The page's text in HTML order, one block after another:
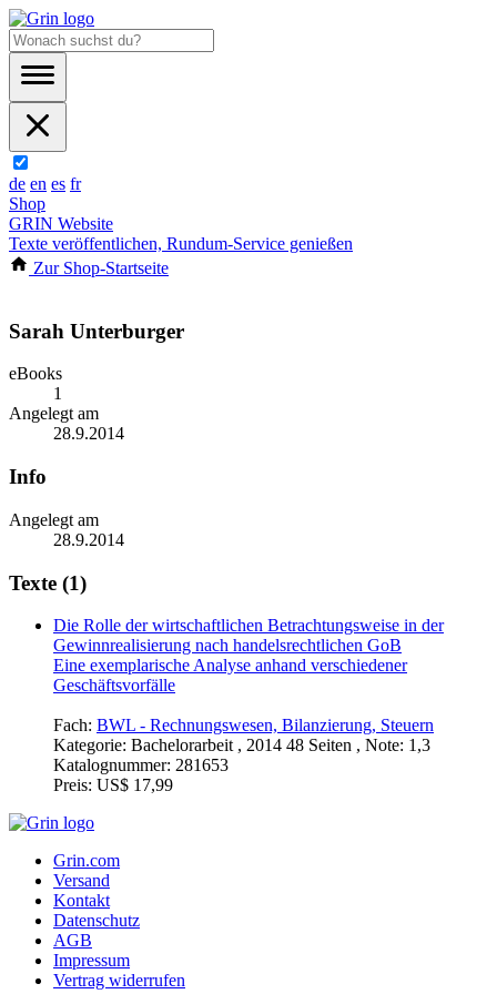
de en es fr
Shop
GRIN Website
Texte veröffentlichen, Rundum-Service genießen
Zur Shop-Startseite
Sarah Unterburger
eBooks
1
Angelegt am
28.9.2014
Info
Angelegt am
28.9.2014
Texte (1)
Die Rolle der wirtschaftlichen Betrachtungsweise in der
Gewinnrealisierung nach handelsrechtlichen GoB
Eine exemplarische Analyse anhand verschiedener
Geschäftsvorfälle
Fach: BWL - Rechnungswesen, Bilanzierung, Steuern
Kategorie: Bachelorarbeit , 2014 48 Seiten , Note: 1,3
Katalognummer: 281653
Preis: US$ 17,99
Grin.com
Versand
Kontakt
Datenschutz
AGB
Impressum
Vertrag widerrufen